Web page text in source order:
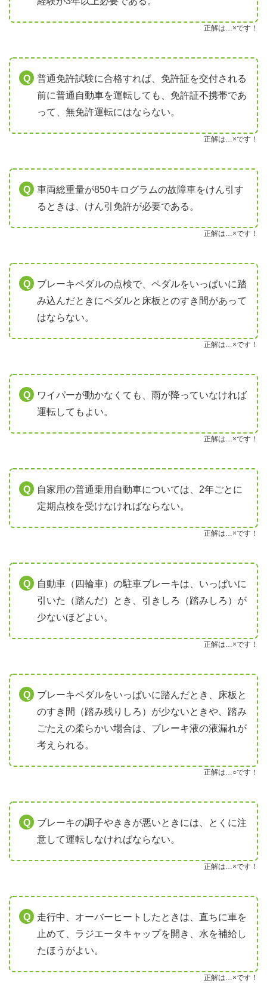
正解は…×です！
普通免許試験に合格すれば、免許証を交付される
前に普通自動車を運転しても、免許証不携帯であ
って、無免許運転にはならない。
正解は…×です！
車両総重量が850キログラムの故障車をけん引す
るときは、けん引免許が必要である。
正解は…×です！
ブレーキペダルの点検で、ペダルをいっぱいに踏
み込んだときにペダルと床板とのすき間があって
はならない。
正解は…×です！
ワイパーが動かなくても、雨が降っていなければ
運転してもよい。
正解は…×です！
自家用の普通乗用自動車については、2年ごとに
定期点検を受けなければならない。
正解は…×です！
自動車（四輪車）の駐車ブレーキは、いっぱいに
引いた（踏んだ）とき、引きしろ（踏みしろ）が
少ないほどよい。
正解は…×です！
ブレーキペダルをいっぱいに踏んだとき、床板と
のすき間（踏み残りしろ）が少ないときや、踏み
ごたえの柔らかい場合は、ブレーキ液の液漏れが
考えられる。
正解は…○です！
ブレーキの調子やききが悪いときには、とくに注
意して運転しなければならない。
正解は…×です！
走行中、オーバーヒートしたときは、直ちに車を
止めて、ラジエータキャップを開き、水を補給し
たほうがよい。
正解は…×です！